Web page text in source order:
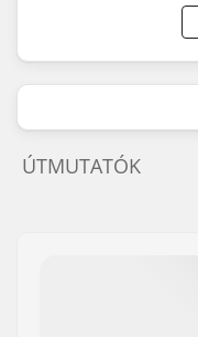
ÚTMUTATÓK